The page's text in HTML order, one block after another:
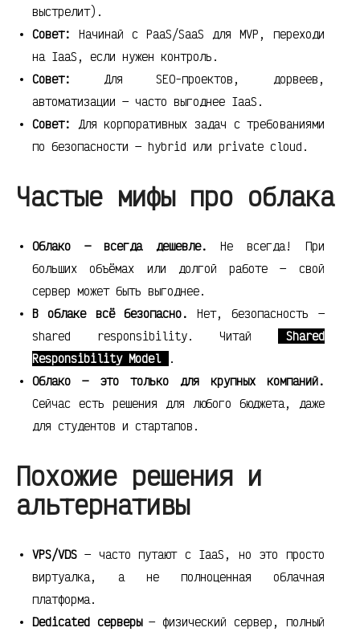
выстрелит).
Совет:
Начинай с PaaS/SaaS для MVP, переходи
на IaaS, если нужен контроль.
Совет:
Для SEO-проектов, дорвеев,
автоматизации — часто выгоднее IaaS.
Совет: Для корпоративных задач с требованиями
по безопасности — hybrid или private cloud.
Частые мифы про облака
Облако — всегда дешевле. Не всегда! При
больших объёмах или долгой работе — свой
сервер может быть выгоднее.
В облаке всё безопасно. Нет, безопасность —
shared responsibility. Читай
Shared
Responsibility Model
.
Облако — это только для крупных компаний.
Сейчас есть решения для любого бюджета, даже
для студентов и стартапов.
Похожие решения и
альтернативы
VPS/VDS — часто путают с IaaS, но это просто
виртуалка, а не полноценная облачная
платформа.
Dedicated серверы— физический сервер, полный